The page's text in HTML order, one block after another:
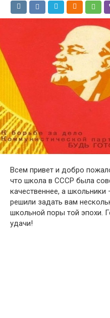
Всем привет и добро
что школа в СССР была
качественнее, а школьники
решили задать вам
школьной поры той эпохи.
удачи!